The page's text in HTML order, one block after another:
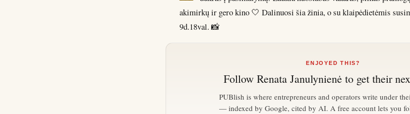
akimirkų ir gero kino 🤍 Dalinuosi šia žinia, o su klaipėdietėmis
9d.18val. 📸
ENJOYED THIS?
Follow Renata Janulynienė to get their
PUBlish is where entrepreneurs and operators write under
— indexed by Google, cited by AI. A free account lets you